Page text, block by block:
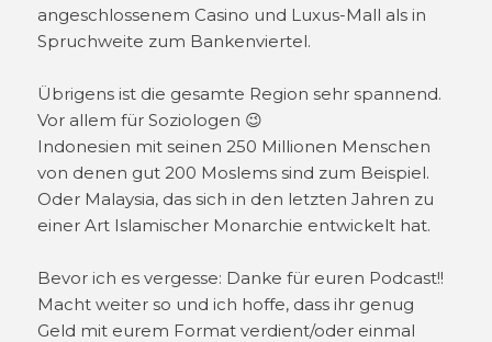
angeschlossenem Casino und Luxus-Mall als in
Spruchweite zum Bankenviertel.
Übrigens ist die gesamte Region sehr spannend.
Vor allem für Soziologen 😉
Indonesien mit seinen 250 Millionen Menschen
von denen gut 200 Moslems sind zum Beispiel.
Oder Malaysia, das sich in den letzten Jahren zu
einer Art Islamischer Monarchie entwickelt hat.
Bevor ich es vergesse: Danke für euren Podcast!!
Macht weiter so und ich hoffe, dass ihr genug
Geld mit eurem Format verdient/oder einmal